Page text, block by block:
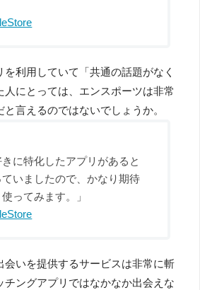
利用していて「共通の話題がなく
人にとっては、エンスポーツは非常
言えるのではないでしょうか。
きに特化したアプリがあると
いましたので、かなり期待
ってみます。」
会いを提供するサービスは非常に斬
チングアプリではなかなか出会えな